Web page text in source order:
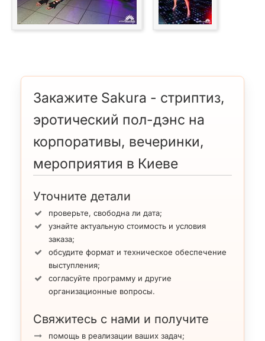
Закажите Sakura - стриптиз,
эротический пол-дэнс на
корпоративы, вечеринки,
мероприятия в Киеве
Уточните детали
проверьте, свободна ли дата;
узнайте актуальную стоимость и условия
заказа;
обсудите формат и техническое обеспечение
выступления;
согласуйте программу и другие
организационные вопросы.
Свяжитесь с нами и получите
помощь в реализации ваших задач;